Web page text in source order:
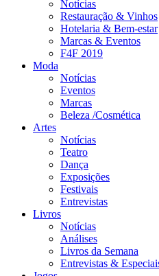
Notícias
Restauração & Vinhos
Hotelaria & Bem-estar
Marcas & Eventos
F4F 2019
Moda
Notícias
Eventos
Marcas
Beleza /Cosmética
Artes
Notícias
Teatro
Dança
Exposições
Festivais
Entrevistas
Livros
Notícias
Análises
Livros da Semana
Entrevistas &